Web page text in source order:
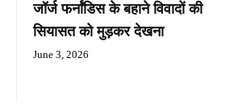
जॉर्ज फर्नांडिस के बहाने विवादों की
सियासत को मुड़कर देखना
June 3, 2026